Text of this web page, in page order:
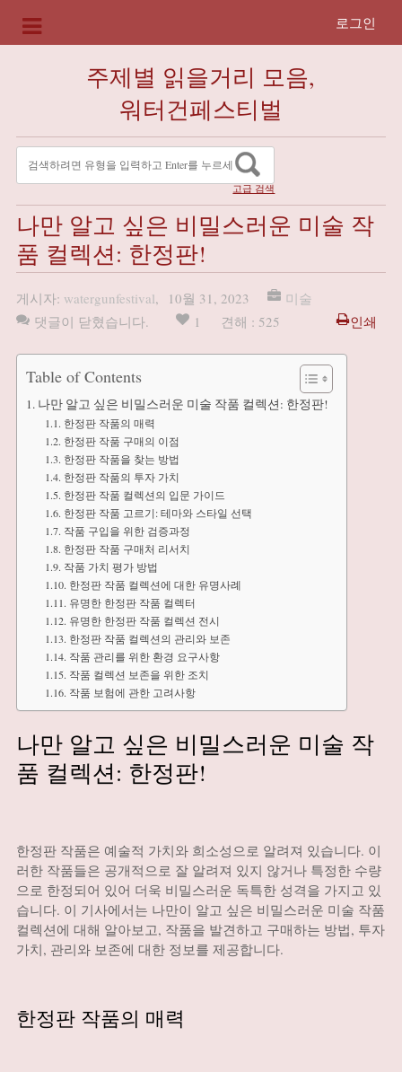
로그인
주제별 읽을거리 모음,
워터건페스티벌
고급 검색
나만 알고 싶은 비밀스러운 미술 작
품 컬렉션: 한정판!
게시자: watergunfestival, 10월 31, 2023
미술
댓글이 닫혔습니다.
1 견해 : 525 인쇄
Table of Contents
나만 알고 싶은 비밀스러운 미술 작품 컬렉션: 한정판!
한정판 작품의 매력
한정판 작품 구매의 이점
한정판 작품을 찾는 방법
한정판 작품의 투자 가치
한정판 작품 컬렉션의 입문 가이드
한정판 작품 고르기: 테마와 스타일 선택
작품 구입을 위한 검증과정
한정판 작품 구매처 리서치
작품 가치 평가 방법
한정판 작품 컬렉션에 대한 유명사례
유명한 한정판 작품 컬렉터
유명한 한정판 작품 컬렉션 전시
한정판 작품 컬렉션의 관리와 보존
작품 관리를 위한 환경 요구사항
작품 컬렉션 보존을 위한 조치
작품 보험에 관한 고려사항
나만 알고 싶은 비밀스러운 미술 작
품 컬렉션: 한정판!
한정판 작품은 예술적 가치와 희소성으로 알려져 있습니다. 이
러한 작품들은 공개적으로 잘 알려져 있지 않거나 특정한 수량
으로 한정되어 있어 더욱 비밀스러운 독특한 성격을 가지고 있
습니다. 이 기사에서는 나만이 알고 싶은 비밀스러운 미술 작품
컬렉션에 대해 알아보고, 작품을 발견하고 구매하는 방법, 투자
가치, 관리와 보존에 대한 정보를 제공합니다.
한정판 작품의 매력